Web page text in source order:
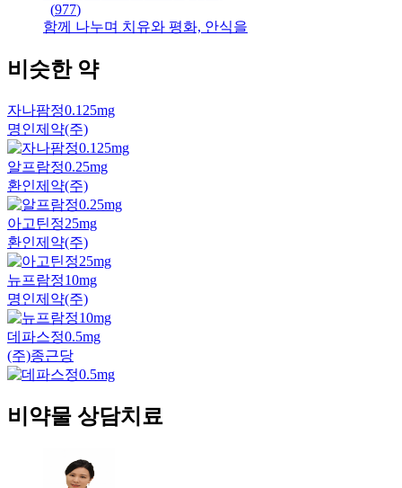
(977)
함께 나누며 치유와 평화, 안식을
비슷한 약
자나팜정0.125mg
명인제약(주)
알프람정0.25mg
환인제약(주)
아고틴정25mg
환인제약(주)
뉴프람정10mg
명인제약(주)
데파스정0.5mg
(주)종근당
비약물 상담치료